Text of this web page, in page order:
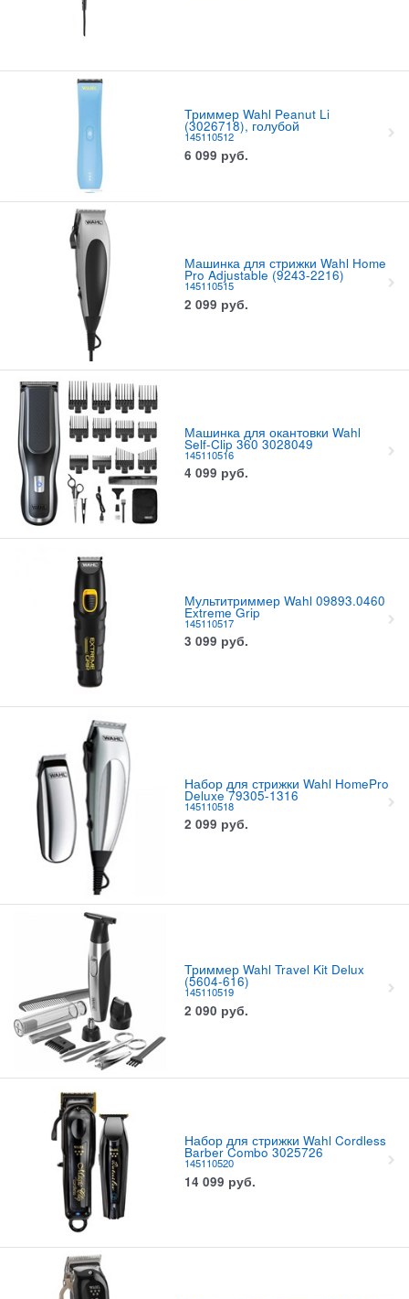
Триммер Wahl Peanut Li
(3026718), голубой
145110512
6 099 руб.
Машинка для стрижки Wahl Home
Pro Adjustable (9243-2216)
145110515
2 099 руб.
Машинка для окантовки Wahl
Self-Clip 360 3028049
145110516
4 099 руб.
Мультитриммер Wahl 09893.0460
Extreme Grip
145110517
3 099 руб.
Набор для стрижки Wahl HomePro
Deluxe 79305-1316
145110518
2 099 руб.
Триммер Wahl Travel Kit Delux
(5604-616)
145110519
2 090 руб.
Набор для стрижки Wahl Cordless
Barber Combo 3025726
145110520
14 099 руб.